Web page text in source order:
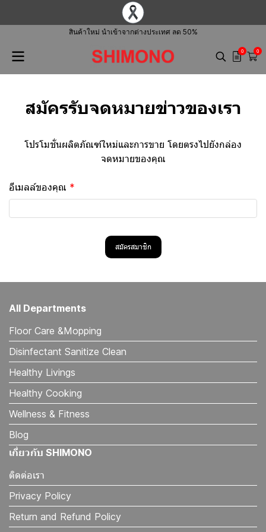
สินค้าใหม่ นำเข้าจากต่างประเทศ ลด 50%
0 0
สมัครรับจดหมายข่าวของเรา
โปรโมชั่นผลิตภัณฑ์ใหม่และการขาย โดยตรงไปยังกล่อง
จดหมายของคุณ
อีเมลล์ของคุณ
สมัครสมาชิก
All Departments
Floor Care &Mopping
Disinfectant Sanitize Clean
Healthy Livings
Healthy Cooking
Wellness & Fitness
Blog
เกี่ยวกับ SHIMONO
ติดต่อเรา
Privacy Policy
Return and Refund Policy